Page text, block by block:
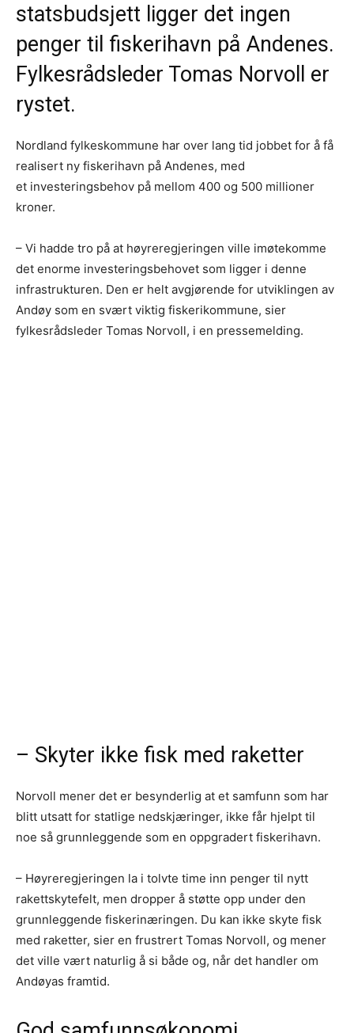
statsbudsjett ligger det ingen
penger til fiskerihavn på Andenes.
Fylkesrådsleder Tomas Norvoll er
rystet.
Nordland fylkeskommune har over lang tid jobbet for å få
realisert ny fiskerihavn på Andenes, med
et investeringsbehov på mellom 400 og 500 millioner
kroner.
– Vi hadde tro på at høyreregjeringen ville imøtekomme
det enorme investeringsbehovet som ligger i denne
infrastrukturen. Den er helt avgjørende for utviklingen av
Andøy som en svært viktig fiskerikommune, sier
fylkesrådsleder Tomas Norvoll, i en pressemelding.
– Skyter ikke fisk med raketter
Norvoll mener det er besynderlig at et samfunn som har
blitt utsatt for statlige nedskjæringer, ikke får hjelpt til
noe så grunnleggende som en oppgradert fiskerihavn.
– Høyreregjeringen la i tolvte time inn penger til nytt
rakettskytefelt, men dropper å støtte opp under den
grunnleggende fiskerinæringen. Du kan ikke skyte fisk
med raketter, sier en frustrert Tomas Norvoll, og mener
det ville vært naturlig å si både og, når det handler om
Andøyas framtid.